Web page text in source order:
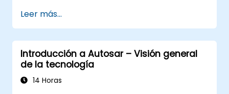
Leer más...
Introducción a Autosar – Visión general
de la tecnología
14 Horas